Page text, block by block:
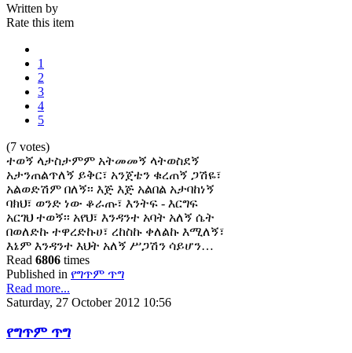
Written by
Rate this item
1
2
3
4
5
(7 votes)
ተወኝ ላታስታምም አትመመኝ ላትወስደኝ
አታንጠልጥለኝ ይቅር፣ አንጀቴን ቁረጠኝ ጋሽዬ፣
አልወድሽም በለኝ፡፡ እጅ እጅ አልበል አታባከነኝ
ባክህ፣ ወንድ ነው ቆራጡ፣ እንትፍ - እርግፍ
አርገህ ተወኝ፡፡ አየህ፣ እንዳንተ አባት አለኝ ሴት
በወለድኩ ተዋረድኩሀ፣ ረከስኩ ቀለልኩ እሚለኝ፣
እኔም እንዳንተ እህት አለኝ ሥጋሽን ሳይሆን…
Read 6806 times
Published in የግጥም ጥግ
Read more...
Saturday, 27 October 2012 10:56
የግጥም ጥግ